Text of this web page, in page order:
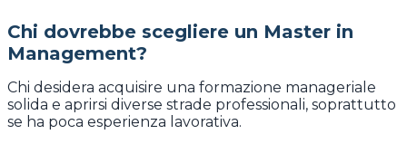
Chi dovrebbe scegliere un Master in
Management?
Chi desidera acquisire una formazione manageriale
solida e aprirsi diverse strade professionali, soprattutto
se ha poca esperienza lavorativa.